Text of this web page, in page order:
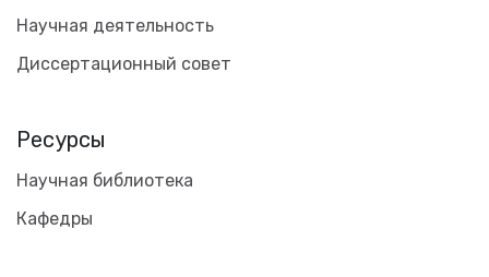
Научная деятельность
Диссертационный совет
Ресурсы
Научная библиотека
Кафедры